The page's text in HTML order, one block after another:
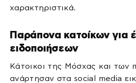
χαρακτηριστικά.
Παράπονα κατοίκων για
ειδοποιήσεων
Κάτοικοι της Μόσχας και των
ανάρτησαν στα social media